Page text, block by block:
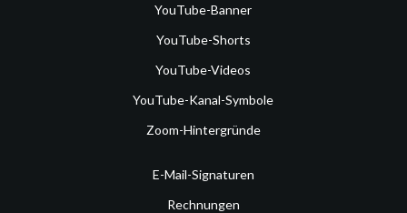
YouTube-Banner
YouTube-Shorts
YouTube-Videos
YouTube-Kanal-Symbole
Zoom-Hintergründe
E-Mail-Signaturen
Rechnungen